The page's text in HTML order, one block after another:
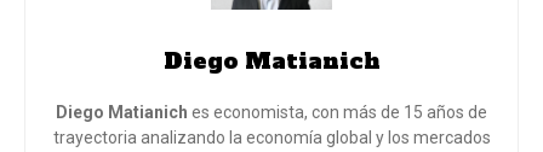
Diego Matianich
Diego Matianich es economista, con más de 15 años de
trayectoria analizando la economía global y los mercados